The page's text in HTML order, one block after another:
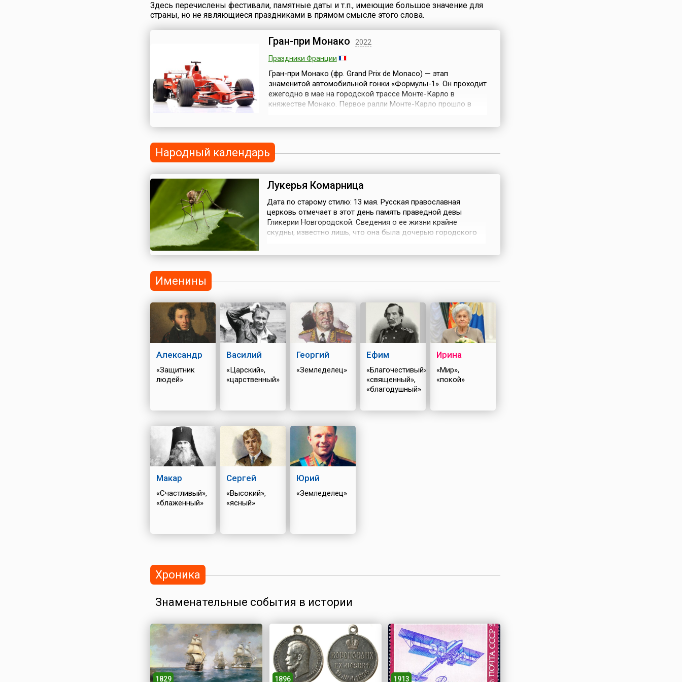
Здесь перечислены фестивали, памятные даты и т.п., имеющие большое значение для
страны, но не являющиеся праздниками в прямом смысле этого слова.
Гран-при Монако
2022
Праздники Франции
Гран-при Монако (фр. Grand Prix de Monaco) — этап
знаменитой автомобильной гонки «Формулы-1». Он проходит
ежегодно в мае на городской трассе Монте-Карло в
княжестве Монако. Первое ралли Монте-Карло прошло в
независимые спортивные соревн...
Народный календарь
Лукерья Комарница
Дата по старому стилю: 13 мая. Русская православная
церковь отмечает в этот день память праведной девы
Гликерии Новгородской. Сведения о ее жизни крайне
скудны, известно лишь, что она была дочерью городского
Именины
Александр
«Защитник
людей»
Василий
«Царский»,
«царственный»
Георгий
«Земледелец»
Ефим
«Благочестивый»,
«священный»,
«благодушный»
Ирина
«Мир»,
«покой»
Макар
«Счастливый»,
«блаженный»
Сергей
«Высокий»,
«ясный»
Юрий
«Земледелец»
Хроника
Знаменательные события в истории
1829 1896 1913